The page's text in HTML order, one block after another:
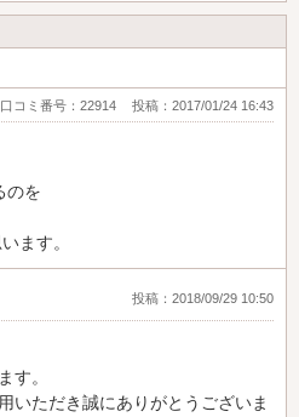
に取り組んでまいりますよう指示
新型の22型の浴室テレビを設置い
る設備の充実及び清掃の徹底に取
員一同心よりお待ちしておりま
配人
のうち4
口コミ番号：22914 投稿：2017/01/24 16:43
のを
ます。
投稿：2018/09/29 10:50
す。
いただき誠にありがとうございま